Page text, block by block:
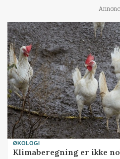
ØKOLOGI
Klimaberegning er ikke